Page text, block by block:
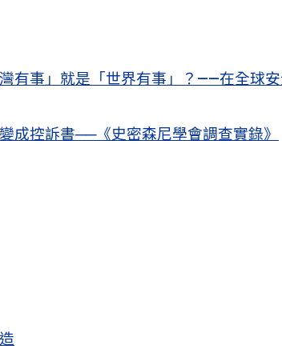
有事」就是「世界有事」？——在全球
成控訴書──《史密森尼學會調查實錄》